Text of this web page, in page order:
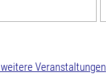
weitere Veranstaltungen